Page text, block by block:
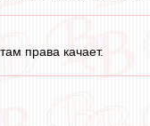
права качает.